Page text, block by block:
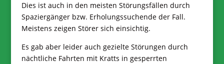
Dies ist auch in den meisten Störungsfällen durch
Spaziergänger bzw. Erholungssuchende der Fall.
Meistens zeigen Störer sich einsichtig.
Es gab aber leider auch gezielte Störungen durch
nächtliche Fahrten mit Kratts in gesperrten